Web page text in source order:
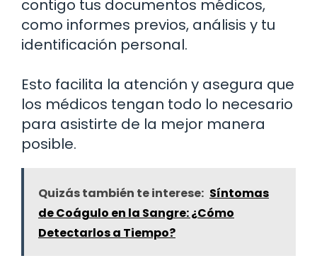
contigo tus documentos médicos,
como informes previos, análisis y tu
identificación personal.
Esto facilita la atención y asegura que
los médicos tengan todo lo necesario
para asistirte de la mejor manera
posible.
Quizás también te interese: Síntomas
de Coágulo en la Sangre: ¿Cómo
Detectarlos a Tiempo?